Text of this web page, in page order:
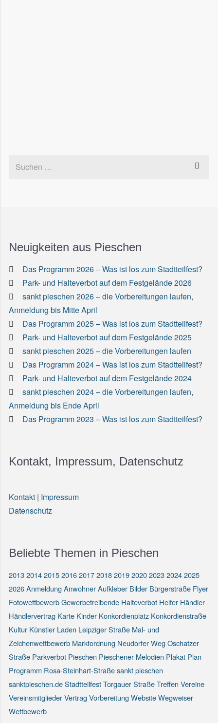
Neuigkeiten aus Pieschen
Das Programm 2026 – Was ist los zum Stadtteilfest?
Park- und Halteverbot auf dem Festgelände 2026
sankt pieschen 2026 – die Vorbereitungen laufen,
Anmeldung bis Mitte April
Das Programm 2025 – Was ist los zum Stadtteilfest?
Park- und Halteverbot auf dem Festgelände 2025
sankt pieschen 2025 – die Vorbereitungen laufen
Das Programm 2024 – Was ist los zum Stadtteilfest?
Park- und Halteverbot auf dem Festgelände 2024
sankt pieschen 2024 – die Vorbereitungen laufen,
Anmeldung bis Ende April
Das Programm 2023 – Was ist los zum Stadtteilfest?
Kontakt, Impressum, Datenschutz
Kontakt | Impressum
Datenschutz
Beliebte Themen in Pieschen
20132014201520162017201820192020202320242025
2026AnmeldungAnwohnerAufkleber Bilder Bürgerstraße Flyer
FotowettbewerbGewerbetreibende Halteverbot Helfer Händler
Händlervertrag Karte Kinder Konkordienplatz Konkordienstraße
Kultur Künstler Laden Leipziger Straße Mal- und
Zeichenwettbewerb Marktordnung Neudorfer WegOschatzer
Straße Parkverbot Pieschen Pieschener Melodien Plakat Plan
Programm Rosa-Steinhart-Straßesankt pieschen
sanktpieschen.deStadtteilfestTorgauer StraßeTreffenVereine
VereinsmitgliederVertragVorbereitungWebsiteWegweiser
Wettbewerb